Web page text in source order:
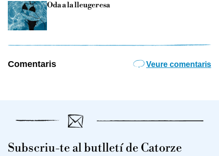
Oda a la lleugeresa
Comentaris Veure comentaris
Subscriu-te al butlletí de Catorze